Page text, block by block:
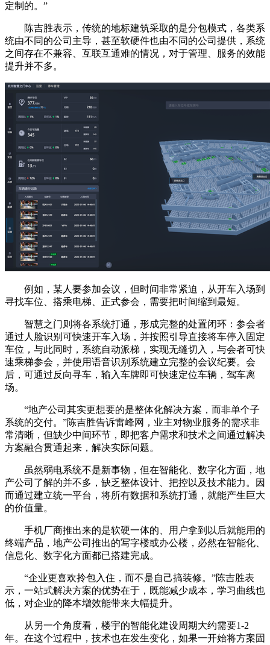
定制的。”
陈吉胜表示，传统的地标建筑采取的是分包模式，各类系
统由不同的公司主导，甚至软硬件也由不同的公司提供，系统
之间存在不兼容、互联互通难的情况，对于管理、服务的效能
提升并不多。
例如，某人要参加会议，但时间非常紧迫，从开车入场到
寻找车位、搭乘电梯、正式参会，需要把时间缩到最短。
智慧之门则将各系统打通，形成完整的处置闭环：参会者
通过人脸识别可快速开车入场，并按照引导直接将车停入固定
车位，与此同时，系统自动派梯，实现无缝切入，与会者可快
速乘梯参会，并使用语音识别系统建立完整的会议纪要。会
后，可通过反向寻车，输入车牌即可快速定位车辆，驾车离
场。
“地产公司其实更想要的是整体化解决方案，而非单个子
系统的交付。”陈吉胜告诉雷峰网，业主对物业服务的需求非
常清晰，但缺少中间环节，即把客户需求和技术之间通过解决
方案融合贯通起来，解决实际问题。
虽然弱电系统不是新事物，但在智能化、数字化方面，地
产公司了解的并不多，缺乏整体设计、把控以及技术能力。因
而通过建立统一平台，将所有数据和系统打通，就能产生巨大
的价值量。
手机厂商推出来的是软硬一体的、用户拿到以后就能用的
终端产品，地产公司推出的写字楼或办公楼，必然在智能化、
信息化、数字化方面都已搭建完成。
“企业更喜欢拎包入住，而不是自己搞装修。”陈吉胜表
示，一站式解决方案的优势在于，既能减少成本，学习曲线也
低，对企业的降本增效能带来大幅提升。
从另一个角度看，楼宇的智能化建设周期大约需要1-2
年。在这个过程中，技术也在发生变化，如果一开始将方案固